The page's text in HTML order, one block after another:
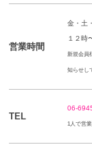
営業時間
金・土
１２時
新規会員
知らせし
TEL
06-
1人で営